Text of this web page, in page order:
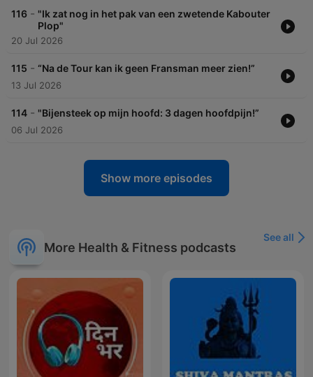
116 - "Ik zat nog in het pak van een zwetende Kabouter
Plop"
20 Jul 2026
115 - “Na de Tour kan ik geen Fransman meer zien!”
13 Jul 2026
114 - "Bijensteek op mijn hoofd: 3 dagen hoofdpijn!”
06 Jul 2026
Show more episodes
More Health & Fitness podcasts
See all